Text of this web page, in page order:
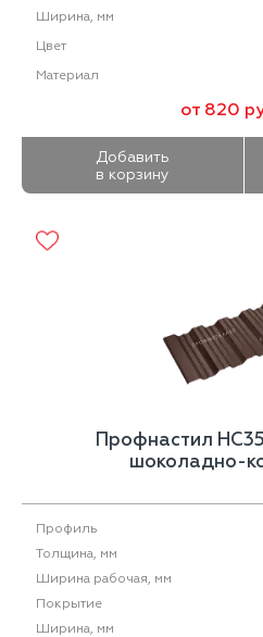
Ширина, мм
Цвет
Материал
от 820
Добавить
в корзину
Профнастил
шоколадно-
Профиль
Толщина, мм
Ширина рабочая, мм
Покрытие
Ширина, мм